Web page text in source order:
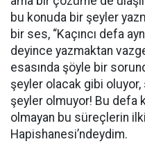
bu konuda bir şeyler
bir ses, “Kaçıncı defa
deyince yazmaktan
esasında şöyle bir
şeyler olacak gibi
şeyler olmuyor! Bu defa
olmayan bu süreçlerin
Hapishanesi’ndeydim.